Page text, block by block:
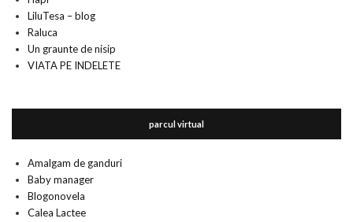
LiluTesa – blog
Raluca
Un graunte de nisip
VIATA PE INDELETE
parcul virtual
Amalgam de ganduri
Baby manager
Blogonovela
Calea Lactee